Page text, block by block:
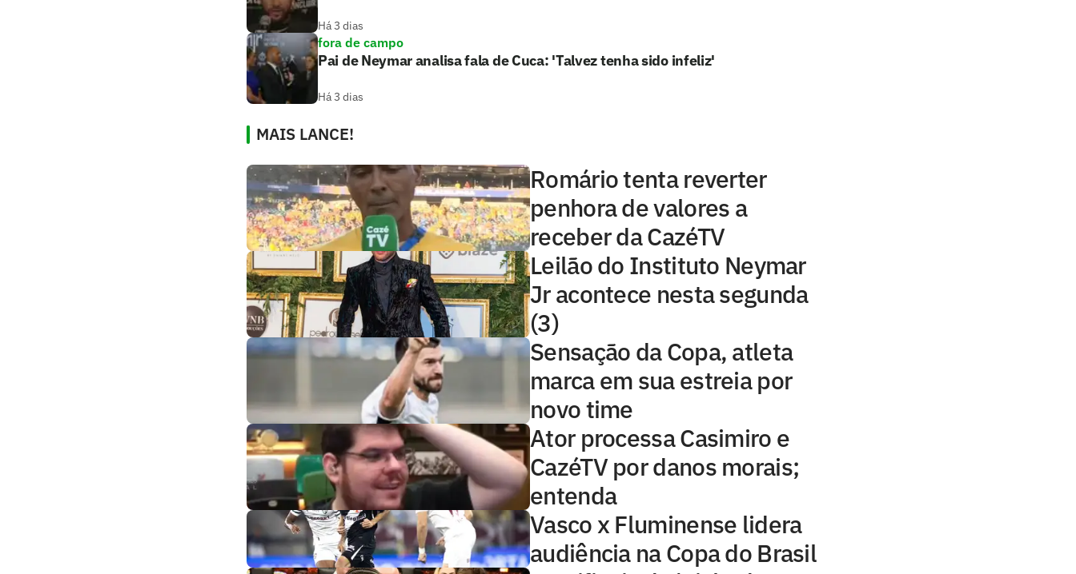
Há 3 dias
fora de campo
Pai de Neymar analisa fala de Cuca: 'Talvez tenha sido infeliz'
Há 3 dias
MAIS LANCE!
Romário tenta reverter
penhora de valores a
receber da CazéTV
Leilão do Instituto Neymar
Jr acontece nesta segunda
(3)
Sensação da Copa, atleta
marca em sua estreia por
novo time
Ator processa Casimiro e
CazéTV por danos morais;
entenda
Vasco x Fluminense lidera
audiência na Copa do Brasil